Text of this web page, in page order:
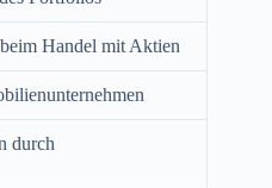
Handel mit Aktien
durch